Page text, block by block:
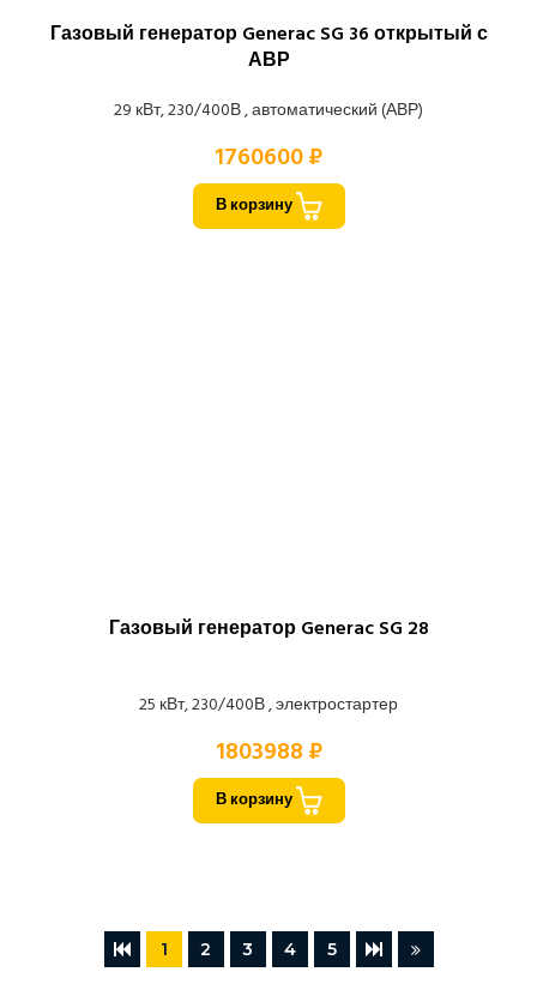
Газовый генератор Generac SG 36 открытый с
АВР
29 кВт, 230/400В , автоматический (АВР)
1760600 ₽
В корзину
Газовый генератор Generac SG 28
25 кВт, 230/400В , электростартер
1803988 ₽
В корзину
1 2 3 4 5